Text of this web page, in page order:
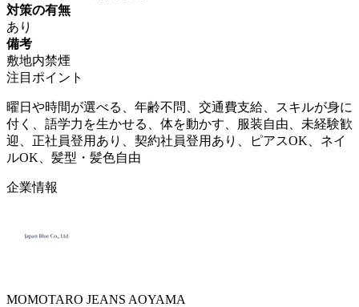
対策の有無
あり
備考
敷地内禁煙
注目ポイント
曜日や時間が選べる、年齢不問、交通費支給、スキルが身に
付く、語学力を生かせる、体を動かす、服装自由、未経験歓
迎、正社員登用あり、契約社員登用あり、ピアスOK、ネイ
ルOK、髪型・髪色自由
企業情報
MOMOTARO JEANS AOYAMA